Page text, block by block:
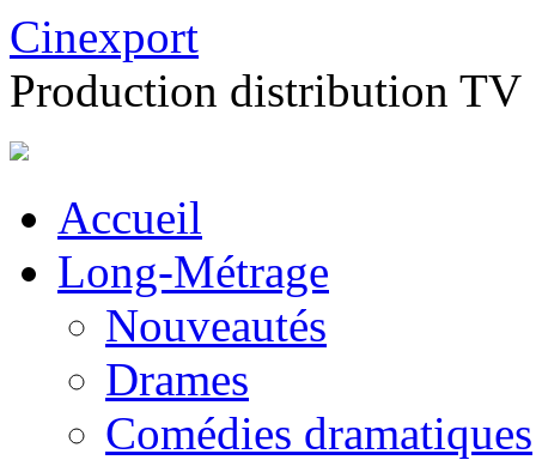
Cinexport
Production distribution TV
Accueil
Long-Métrage
Nouveautés
Drames
Comédies dramatiques